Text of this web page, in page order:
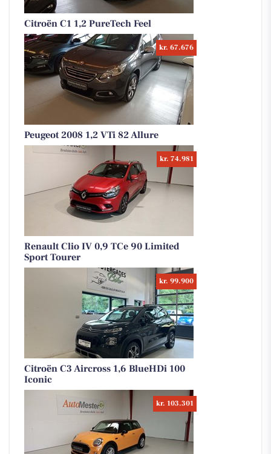
Citroën C1 1,2 PureTech Feel
kr. 67.676
Peugeot 2008 1,2 VTi 82 Allure
kr. 74.981
Renault Clio IV 0,9 TCe 90 Limited
Sport Tourer
kr. 99.900
Citroën C3 Aircross 1,6 BlueHDi 100
Iconic
kr. 103.301